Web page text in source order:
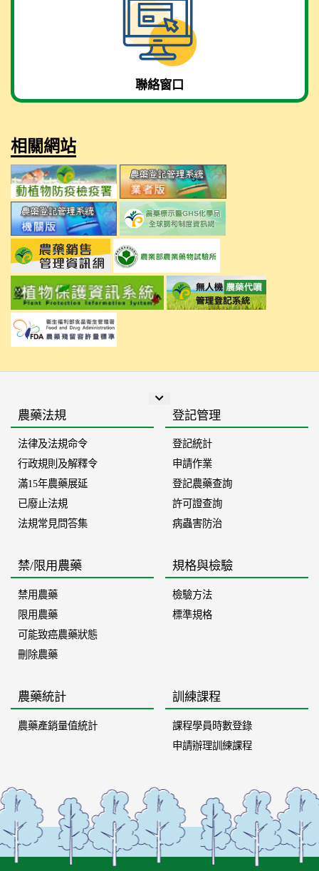
聯絡窗口
相關網站
展開全部連結
農藥法規
法律及法規命令
行政規則及解釋令
滿15年農藥展延
已廢止法規
法規常見問答集
登記管理
登記統計
申請作業
登記農藥查詢
許可證查詢
病蟲害防治
禁/限用農藥
禁用農藥
限用農藥
可能致癌農藥狀態
刪除農藥
規格與檢驗
檢驗方法
標準規格
農藥統計
農藥產銷量值統計
訓練課程
課程學員時數登錄
申請辦理訓練課程